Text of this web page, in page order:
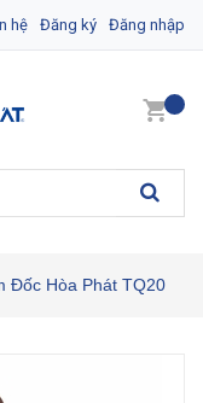
hệ Đăng ký Đăng nhập
Đốc Hòa Phát TQ20